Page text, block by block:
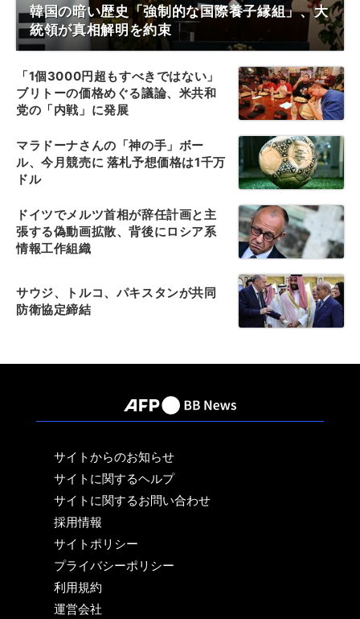
韓国の暗い歴史「強制的な国際養子縁組」、大
統領が真相解明を約束
「1個3000円超もすべきではない」
ブリトーの価格めぐる議論、米共和
党の「内戦」に発展
マラドーナさんの「神の手」ボー
ル、今月競売に 落札予想価格は1千万
ドル
ドイツでメルツ首相が辞任計画と主
張する偽動画拡散、背後にロシア系
情報工作組織
サウジ、トルコ、パキスタンが共同
防衛協定締結
サイトからのお知らせ
サイトに関するヘルプ
サイトに関するお問い合わせ
採用情報
サイトポリシー
プライバシーポリシー
利用規約
運営会社